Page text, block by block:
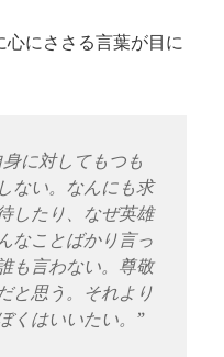
にささる言葉が目に
に対してもつも
ない。なんにも求
したり、なぜ英雄
なことばかり言っ
も言わない。尊敬
と思う。それより
くはいいたい。”